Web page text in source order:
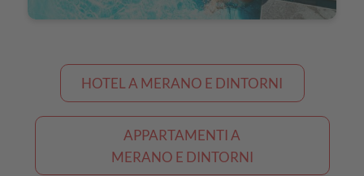
HOTEL A MERANO E DINTORNI
APPARTAMENTI A
MERANO E DINTORNI